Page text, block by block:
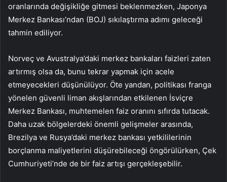
oranlarında değişikliğe gitmesi beklenmezken, Japonya
Merkez Bankası’ndan (BOJ) sıkılaştırma adımı geleceği
tahmin ediliyor.
Norveç ve Avustralya’daki merkez bankaları faizleri zaten
artırmış olsa da, bunu tekrar yapmak için acele
etmeyecekleri düşünülüyor. Öte yandan, politikası franga
yönelen güvenli liman akışlarından etkilenen İsviçre
Merkez Bankası, muhtemelen faiz oranını sıfırda tutacak.
Daha uzak bölgelerdeki önemli gelişmeler arasında,
Brezilya ve Rusya’daki merkez bankası yetkililerinin
borçlanma maliyetlerini düşürebileceği öngörülürken, Çek
Cumhuriyeti’nde de bir faiz artışı gerçekleşebilir.